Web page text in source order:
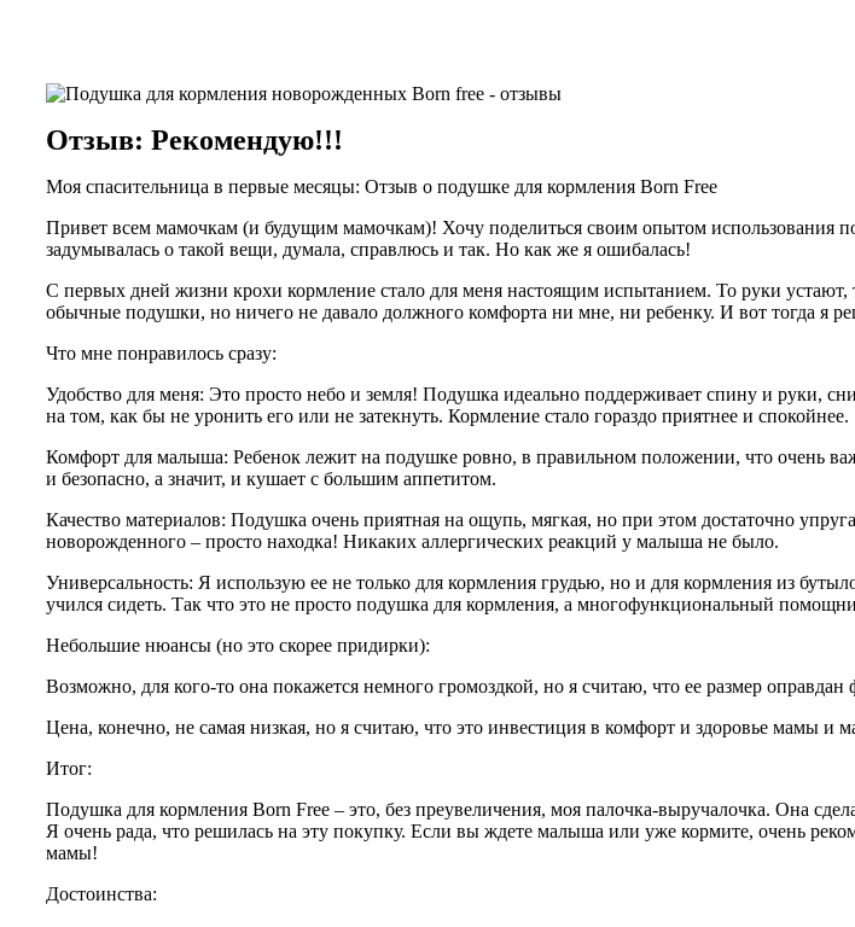
Отзыв: Рекомендую!!!
Моя спасительница в первые месяцы: Отзыв о подушке для кормления Born Free
Привет всем мамочкам (и будущим мамочкам)! Хочу поделиться своим опытом использования
задумывалась о такой вещи, думала, справлюсь и так. Но как же я ошибалась!
С первых дней жизни крохи кормление стало для меня настоящим испытанием. То руки
обычные подушки, но ничего не давало должного комфорта ни мне, ни ребенку. И вот тогда я
Что мне понравилось сразу:
Удобство для меня: Это просто небо и земля! Подушка идеально поддерживает спину и руки,
на том, как бы не уронить его или не затекнуть. Кормление стало гораздо приятнее и спокойнее.
Комфорт для малыша: Ребенок лежит на подушке ровно, в правильном положении, что очень
и безопасно, а значит, и кушает с большим аппетитом.
Качество материалов: Подушка очень приятная на ощупь, мягкая, но при этом достаточно
новорожденного – просто находка! Никаких аллергических реакций у малыша не было.
Универсальность: Я использую ее не только для кормления грудью, но и для кормления из
учился сидеть. Так что это не просто подушка для кормления, а многофункциональный
Небольшие нюансы (но это скорее придирки):
Возможно, для кого-то она покажется немного громоздкой, но я считаю, что ее размер
Цена, конечно, не самая низкая, но я считаю, что это инвестиция в комфорт и здоровье мамы и
Итог:
Подушка для кормления Born Free – это, без преувеличения, моя палочка-выручалочка. Она
Я очень рада, что решилась на эту покупку. Если вы ждете малыша или уже кормите, очень
мамы!
Достоинства: